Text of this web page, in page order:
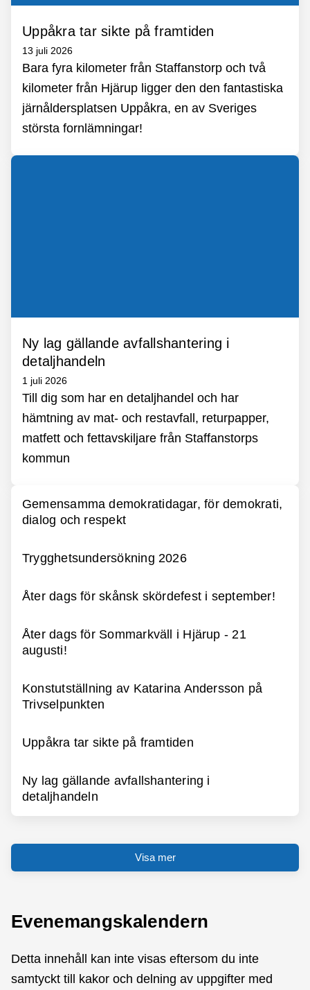
Uppåkra tar sikte på framtiden
13 juli 2026
Bara fyra kilometer från Staffanstorp och två
kilometer från Hjärup ligger den den fantastiska
järnåldersplatsen Uppåkra, en av Sveriges
största fornlämningar!
Ny lag gällande avfallshantering i
detaljhandeln
1 juli 2026
Till dig som har en detaljhandel och har
hämtning av mat- och restavfall, returpapper,
matfett och fettavskiljare från Staffanstorps
kommun
Gemensamma demokratidagar, för demokrati,
dialog och respekt
Trygghetsundersökning 2026
Åter dags för skånsk skördefest i september!
Åter dags för Sommarkväll i Hjärup - 21
augusti!
Konstutställning av Katarina Andersson på
Trivselpunkten
Uppåkra tar sikte på framtiden
Ny lag gällande avfallshantering i
detaljhandeln
Visa mer
Evenemangskalendern
Detta innehåll kan inte visas eftersom du inte
samtyckt till kakor och delning av uppgifter med